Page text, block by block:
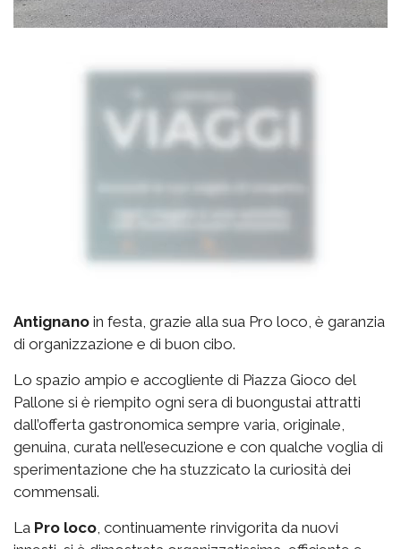
Antignano in festa, grazie alla sua Pro loco, è garanzia
di organizzazione e di buon cibo.
Lo spazio ampio e accogliente di Piazza Gioco del
Pallone si è riempito ogni sera di buongustai attratti
dall’offerta gastronomica sempre varia, originale,
genuina, curata nell’esecuzione e con qualche voglia di
sperimentazione che ha stuzzicato la curiosità dei
commensali.
La Pro loco , continuamente rinvigorita da nuovi